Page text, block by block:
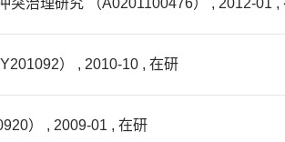
突治理研究 （A0201100476） , 2012-01 ,
） , 2010-10 , 在研
） , 2009-01 , 在研